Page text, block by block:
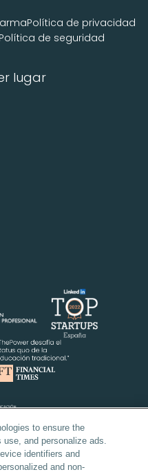
Política de privacidad
Política de seguridad
lugar
to ensure the
and personalize ads.
identifiers and
and non-